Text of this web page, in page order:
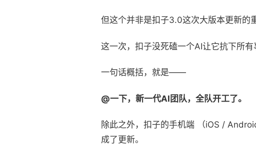
但这个并非是扣子3.0这次大版本更新的
这一次，扣子没死磕一个AI让它抗下所有
一句话概括，就是——
@一下，新一代AI团队，全队开工了。
除此之外，扣子的手机端 （iOS /
成了更新。